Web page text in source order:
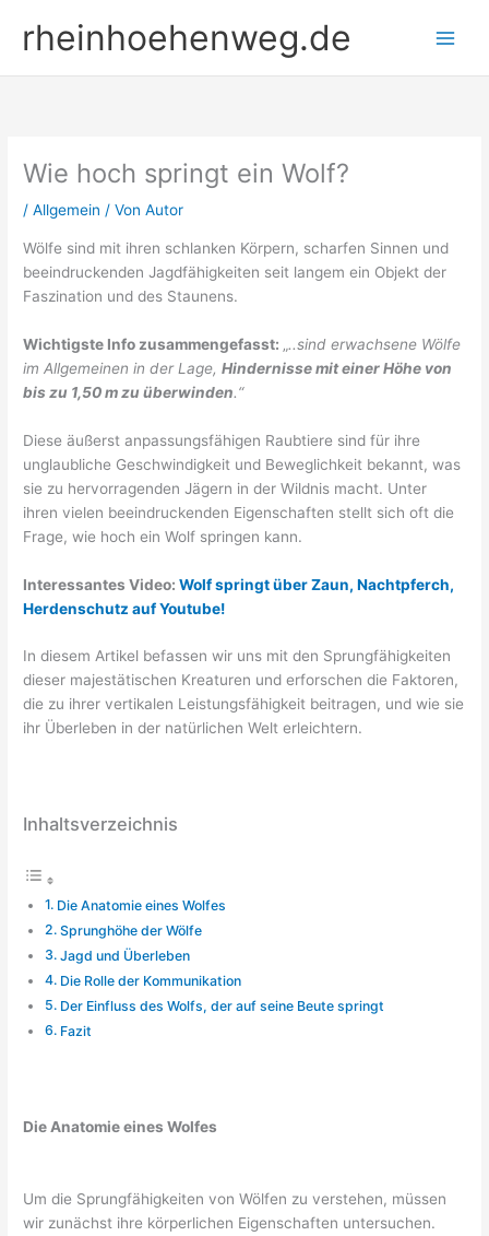
Inhaltrheinhoehenweg.de
Wie hoch springt ein Wolf?
/Allgemein / VonAutor
Wölfe sind mit ihren schlanken Körpern, scharfen Sinnen und
beeindruckenden Jagdfähigkeiten seit langem ein Objekt der
Faszination und des Staunens.
Wichtigste Info zusammengefasst: „ ..sind erwachsene Wölfe
im Allgemeinen in der Lage,Hindernisse mit einer Höhe von
bis zu 1,50 m zu überwinden.“
Diese äußerst anpassungsfähigen Raubtiere sind für ihre
unglaubliche Geschwindigkeit und Beweglichkeit bekannt, was
sie zu hervorragenden Jägern in der Wildnis macht. Unter
ihren vielen beeindruckenden Eigenschaften stellt sich oft die
Frage, wie hoch ein Wolf springen kann.
Interessantes Video:Wolf springt über Zaun, Nachtpferch,
Herdenschutz auf Youtube!
In diesem Artikel befassen wir uns mit den Sprungfähigkeiten
dieser majestätischen Kreaturen und erforschen die Faktoren,
die zu ihrer vertikalen Leistungsfähigkeit beitragen, und wie sie
ihr Überleben in der natürlichen Welt erleichtern.
Inhaltsverzeichnis
Die Anatomie eines Wolfes
Sprunghöhe der Wölfe
Jagd und Überleben
Die Rolle der Kommunikation
Der Einfluss des Wolfs, der auf seine Beute springt
Fazit
Die Anatomie eines Wolfes
Um die Sprungfähigkeiten von Wölfen zu verstehen, müssen
wir zunächst ihre körperlichen Eigenschaften untersuchen.